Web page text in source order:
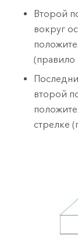
Второй
вокруг
(правило
второй
стрелке